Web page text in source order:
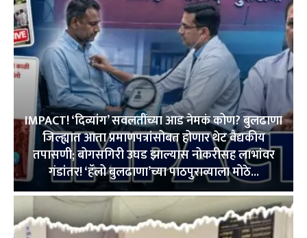
IMPACT! ‘दिव्यांग’ सवलतींच्या आड नेमकं कोण? बुलढाणा
जिल्ह्यात आता प्रमाणपत्रांसोबत होणार थेट वैद्यकीय
तपासणी; बोगसगिरी उघड झाल्यास नोकरीसह लाभांवर
गंडांतर! ‘हॅलो बुलढाणा’च्या पाठपुराव्याला मोठे...